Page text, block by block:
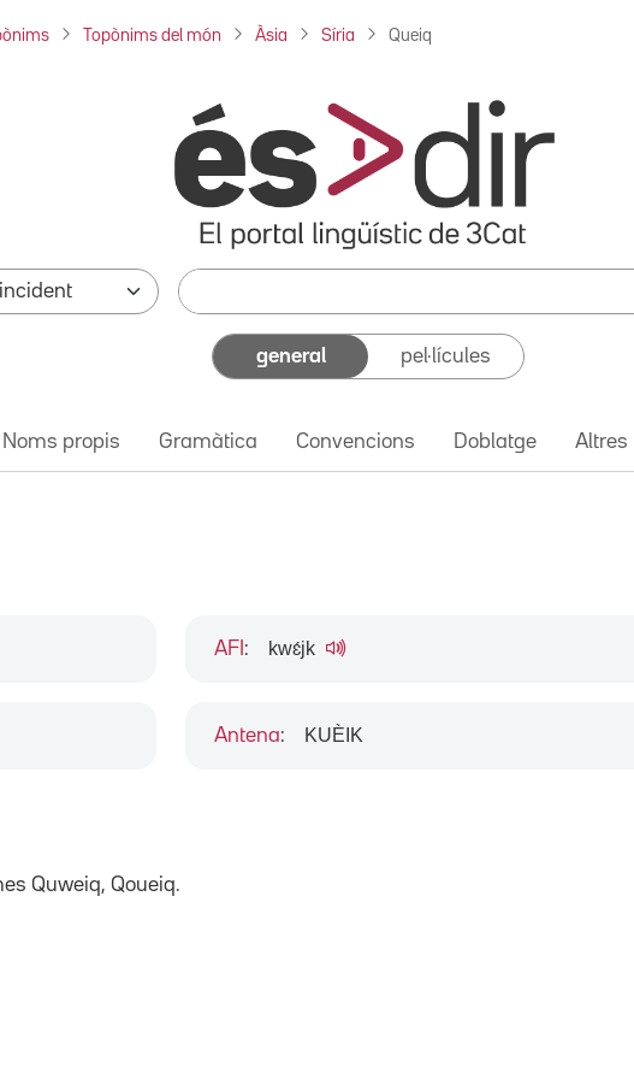
Topònims del món Àsia Síria Queiq
general pel·lícules
Noms propis Gramàtica Convencions Doblatge Altres
AFI : kwɛ́jk
Antena: KUÈIK
Quweiq, Qoueiq.